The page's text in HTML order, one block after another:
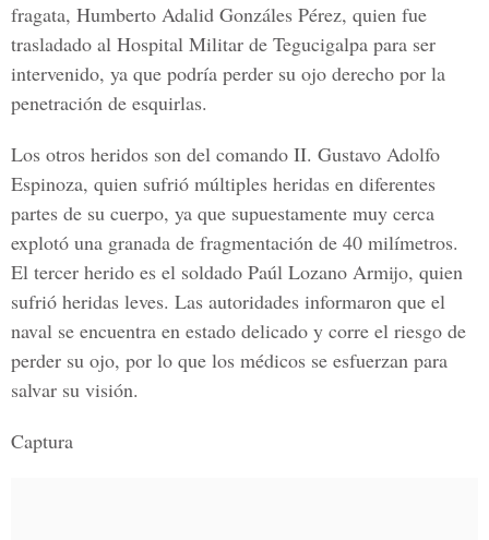
fragata, Humberto Adalid Gonzáles Pérez, quien fue
trasladado al Hospital Militar de Tegucigalpa para ser
intervenido, ya que podría perder su ojo derecho por la
penetración de esquirlas.
Los otros heridos son del comando II. Gustavo Adolfo
Espinoza, quien sufrió múltiples heridas en diferentes
partes de su cuerpo, ya que supuestamente muy cerca
explotó una granada de fragmentación de 40 milímetros.
El tercer herido es el soldado Paúl Lozano Armijo, quien
sufrió heridas leves. Las autoridades informaron que el
naval se encuentra en estado delicado y corre el riesgo de
perder su ojo, por lo que los médicos se esfuerzan para
salvar su visión.
Captura